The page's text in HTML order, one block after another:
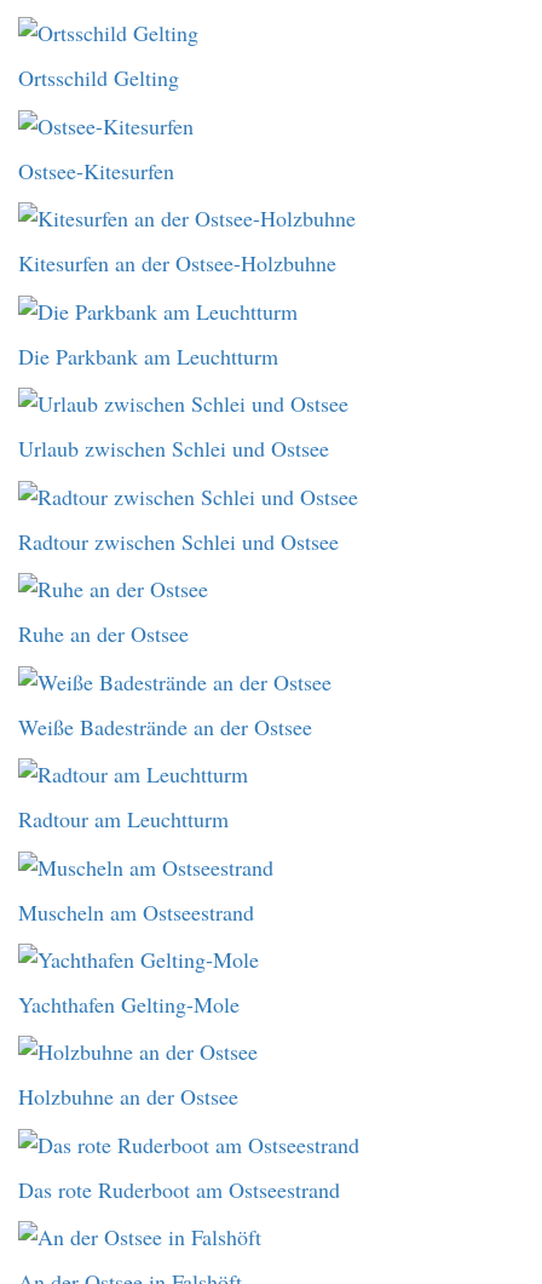
Ortsschild Gelting
Ostsee-Kitesurfen
Kitesurfen an der Ostsee-Holzbuhne
Die Parkbank am Leuchtturm
Urlaub zwischen Schlei und Ostsee
Radtour zwischen Schlei und Ostsee
Ruhe an der Ostsee
Weiße Badestrände an der Ostsee
Radtour am Leuchtturm
Muscheln am Ostseestrand
Yachthafen Gelting-Mole
Holzbuhne an der Ostsee
Das rote Ruderboot am Ostseestrand